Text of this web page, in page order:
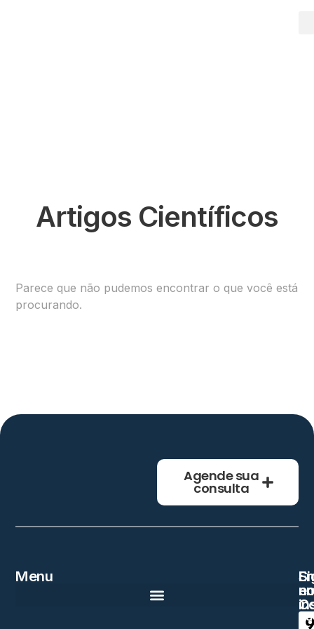
Artigos Científicos
Parece que não pudemos encontrar o que você está
procurando.
Agende sua
consulta
Menu